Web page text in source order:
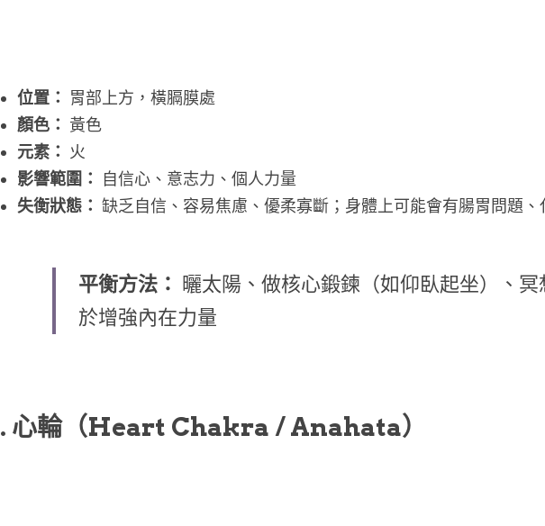
位置：
胃部上方，橫膈膜處
顏色： 黃色
元素：
火
影響範圍：
自信心、意志力、個人力量
失衡狀態： 缺乏自信、容易焦慮、優柔寡斷；身體上可能會有腸胃問題、
平衡方法： 曬太陽、做核心鍛鍊（如仰臥起坐）、冥
於增強內在力量
. 心輪（Heart Chakra / Anahata）